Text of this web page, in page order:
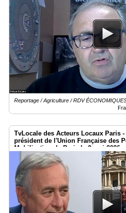
Reportage / Agriculture / RDV
TvLocale des Acteurs Locaux Paris
président de l'Union Française des
Mobilisation de Paris le 2 mai 2026